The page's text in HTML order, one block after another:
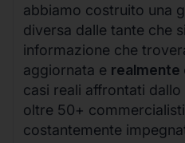
abbiamo costruito una
diversa dalle tante che
informazione che
aggiornata e realmente
casi reali affrontati
oltre 50+
costantemente